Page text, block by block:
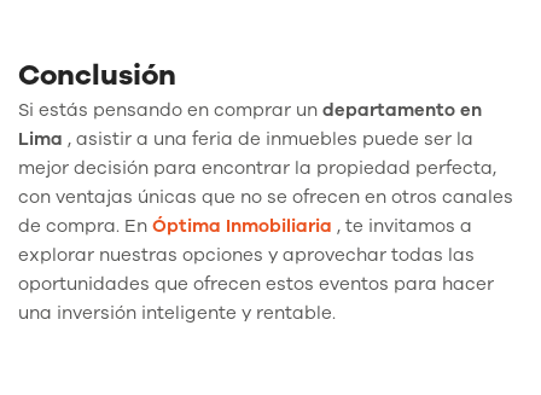
Conclusión
Si estás pensando en comprar un departamento en
Lima , asistir a una feria de inmuebles puede ser la
mejor decisión para encontrar la propiedad perfecta,
con ventajas únicas que no se ofrecen en otros canales
de compra. En Óptima Inmobiliaria , te invitamos a
explorar nuestras opciones y aprovechar todas las
oportunidades que ofrecen estos eventos para hacer
una inversión inteligente y rentable.